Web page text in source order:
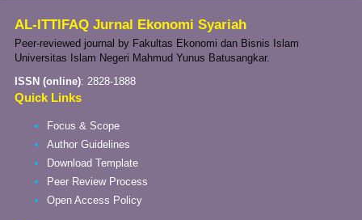
AL-ITTIFAQ Jurnal Ekonomi Syariah
Peer-reviewed journal by Fakultas Ekonomi dan Bisnis Islam
Universitas Islam Negeri Mahmud Yunus Batusangkar.
ISSN (online): 2828-1888
Quick Links
Focus & Scope
Author Guidelines
Download Template
Peer Review Process
Open Access Policy